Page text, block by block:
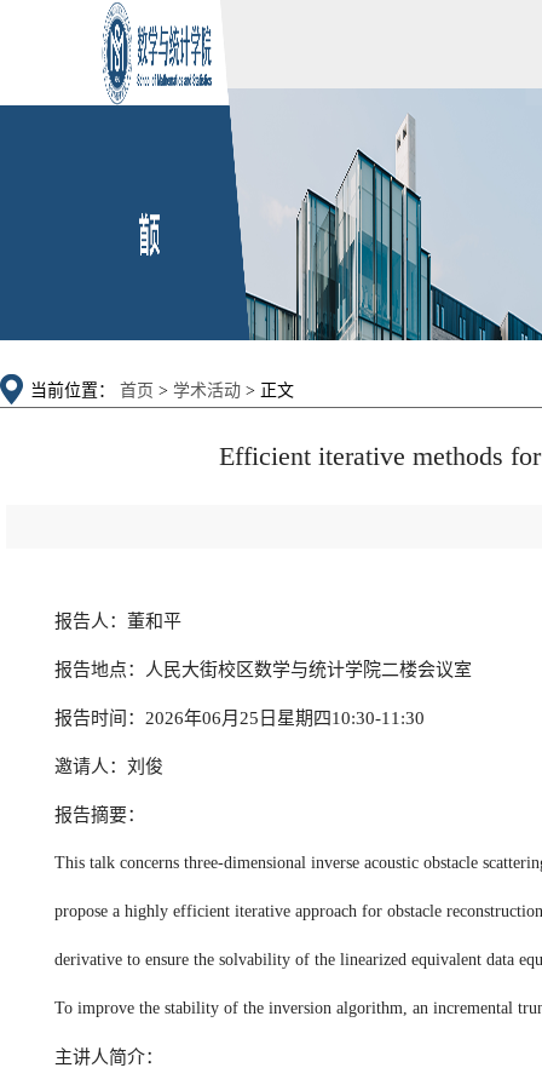
当前位置： 首页 > 学术活动 > 正文
Efficient iterative methods
报告人：董和平
报告地点：人民大街校区数学与统计学院二楼会议室
报告时间：2026年06月25日星期四10:30-11:30
邀请人：刘俊
报告摘要：
This talk concerns three-dimensional inverse acoustic obstacle
propose a highly efficient iterative approach for obstacle
derivative to ensure the solvability of the linearized equivalent data
To improve the stability of the inversion algorithm, an incremental
主讲人简介：